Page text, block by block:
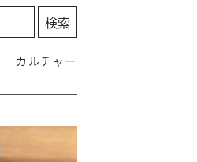
カルチャー